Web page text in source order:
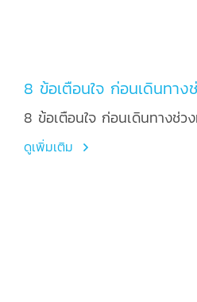
8 ข้อเตือนใจ ก่อนเดินทาง
8 ข้อเตือนใจ ก่อนเดินทางช่ว
ดูเพิ่มเติม